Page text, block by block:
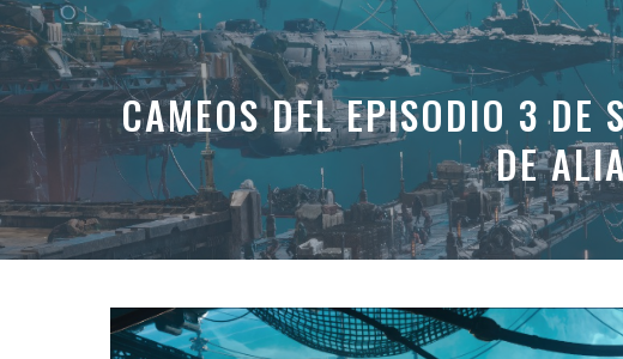
CAMEOS DEL EPISODIO 3 DE
DE